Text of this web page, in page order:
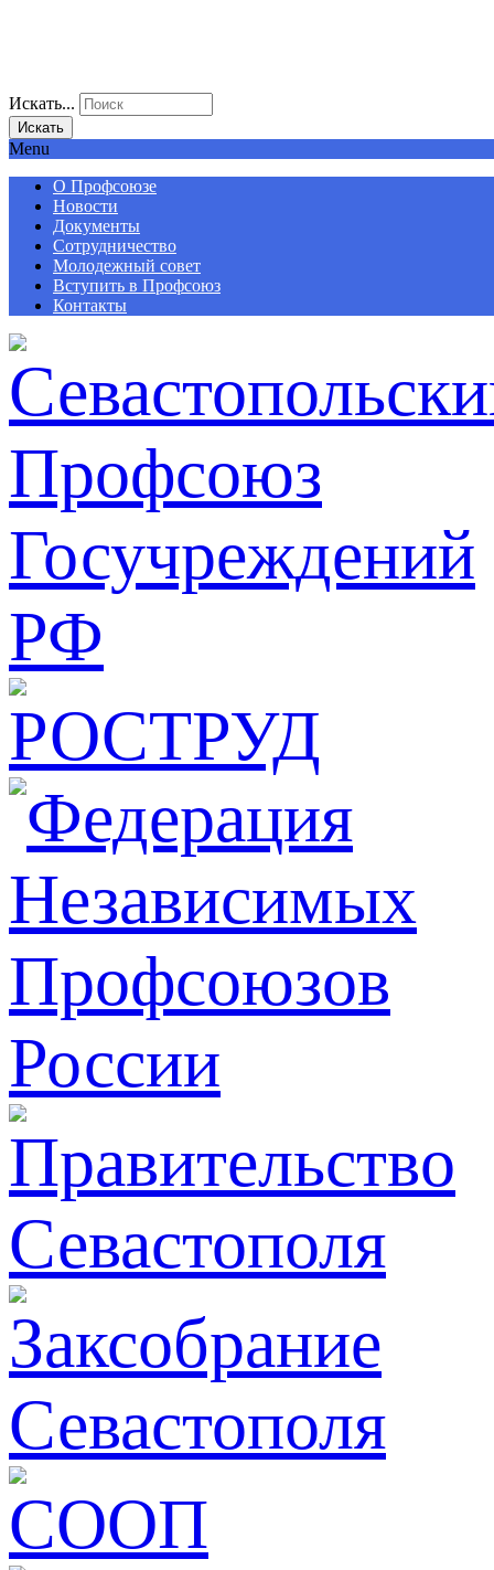
Искать...
Искать
Menu
О Профсоюзе
Новости
Документы
Сотрудничество
Молодежный совет
Вступить в Профсоюз
Контакты